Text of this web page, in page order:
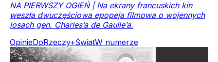
NA PIERWSZY OGIEŃ | Na ekrany francuskich kin
weszła dwuczęściowa epopeja filmowa o wojennych
losach gen. Charles’a de Gaulle’a.
OpinieDoRzeczy+ŚwiatW numerze